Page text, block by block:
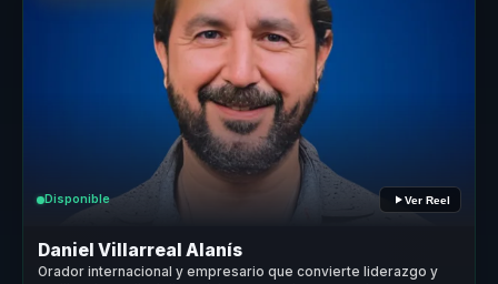
Disponible Ver Reel
Daniel Villarreal Alanís
Orador internacional y empresario que convierte liderazgo y